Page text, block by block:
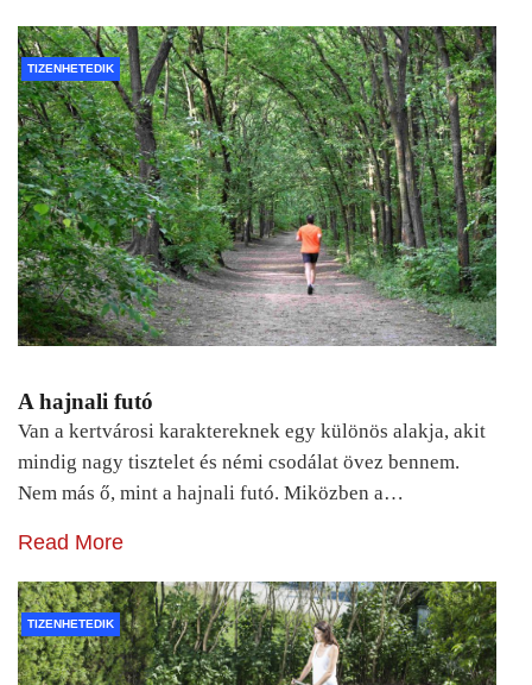
TIZENHETEDIK
A hajnali futó
Van a kertvárosi karaktereknek egy különös alakja, akit
mindig nagy tisztelet és némi csodálat övez bennem.
Nem más ő, mint a hajnali futó. Miközben a…
Read More
TIZENHETEDIK